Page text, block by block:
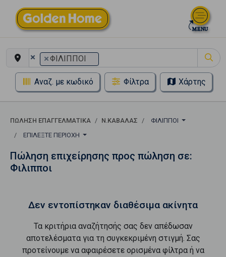
× ×ΦΙΛΙΠΠΟΙ
Αναζ. με κωδικό Φίλτρα Χάρτης
ΠΏΛΗΣΗ ΕΠΑΓΓΕΛΜΑΤΙΚΆ Ν.ΚΑΒΑΛΑΣ
ΦΙΛΙΠΠΟΙ
ΕΠΙΛΈΞΤΕ ΠΕΡΙΟΧΉ
Πώληση επιχείρησης προς πώληση σε:
Φιλιπποι
Δεν εντοπίστηκαν διαθέσιμα ακίνητα
Τα κριτήρια αναζήτησής σας δεν απέδωσαν
αποτελέσματα για τη συγκεκριμένη στιγμή. Σας
προτείνουμε να αφαιρέσετε ορισμένα φίλτρα ή να